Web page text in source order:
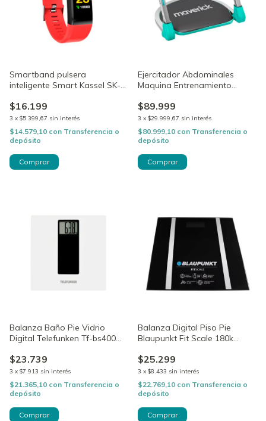
Smartband pulsera
inteligente Smart Kassel SK-
$16.199
3 x $5.399,67 sin interés
$14.579,10 con Transferencia o
depósito
Comprar
Ejercitador Abdominales
Maquina Entrenamiento
$89.999
3 x $29.999,67 sin interés
$80.999,10 con Transferencia o
depósito
Balanza Baño Pie Vidrio
Digital Telefunken Tf-bs400
$23.739
3 x $7.913 sin interés
$21.365,10 con Transferencia o
depósito
Balanza Digital Piso Pie
Blaupunkt Fit Scale 180k
$25.299
3 x $8.433 sin interés
$22.769,10 con Transferencia o
depósito